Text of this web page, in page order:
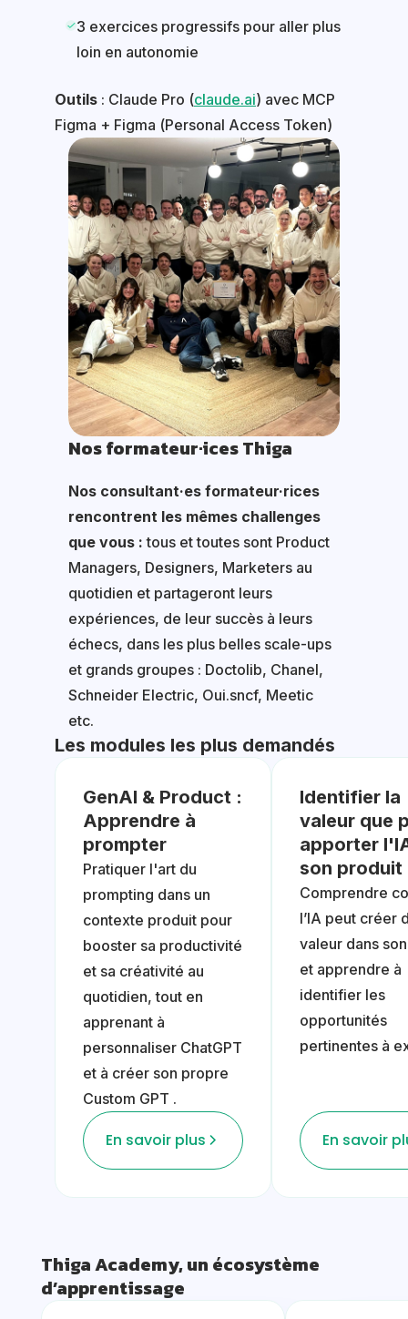
3 exercices progressifs pour aller plus
loin en autonomie
Outils : Claude Pro (claude.ai) avec MCP
Figma + Figma (Personal Access Token)
Nos formateur·ices Thiga
Nos consultant·es formateur·rices
rencontrent les mêmes challenges
que vous : tous et toutes sont Product
Managers, Designers, Marketers au
quotidien et partageront leurs
expériences, de leur succès à leurs
échecs, dans les plus belles scale-ups
et grands groupes : Doctolib, Chanel,
Schneider Electric, Oui.sncf, Meetic
etc.
Les modules les plus demandés
GenAI & Product :
Apprendre à
prompter
Pratiquer l'art du
prompting dans un
contexte produit pour
booster sa productivité
et sa créativité au
quotidien, tout en
apprenant à
personnaliser ChatGPT
et à créer son propre
Custom GPT .
En savoir plus
Identifier la
valeur que
apporter
son produit
Comprendre
l’IA peut créer
valeur dans
et apprendre à
identifier les
opportunités
pertinentes à
En savoir
Thiga Academy, un écosystème
d’apprentissage